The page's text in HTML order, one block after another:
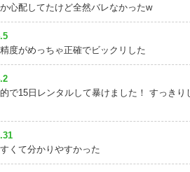
心配してたけど全然バレなかったw
度がめっちゃ正確でビックリした
で15日レンタルして暴けました！ すっきり
くて分かりやすかった